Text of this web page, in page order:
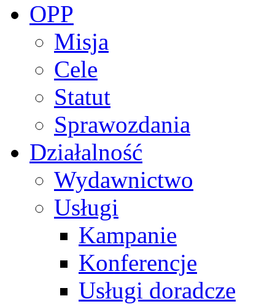
OPP
Misja
Cele
Statut
Sprawozdania
Działalność
Wydawnictwo
Usługi
Kampanie
Konferencje
Usługi doradcze